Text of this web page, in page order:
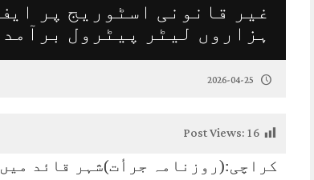
غیر قانونی اسٹوریج پر
ہزاروں لیٹر پیٹرول برآمد
2026-04-25
Post Views:16
کراچی:(روزنامہ جرأت)شہر قائد